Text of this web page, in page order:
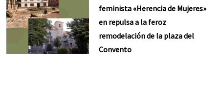
feminista «Herencia de Mujeres»
en repulsa a la feroz
remodelación de la plaza del
Convento